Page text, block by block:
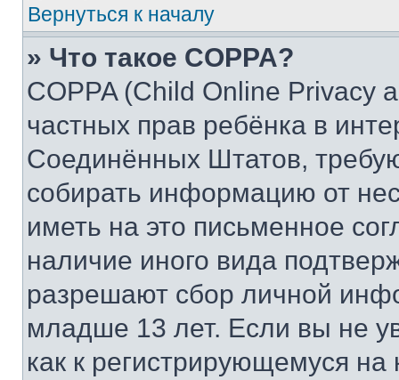
Вернуться к началу
» Что такое COPPA?
COPPA (Child Online Privacy
частных прав ребёнка в
Соединённых Штатов,
собирать информацию от
иметь на это письменное
наличие иного вида
разрешают сбор личной
младше 13 лет. Если вы не
как к регистрирующемуся